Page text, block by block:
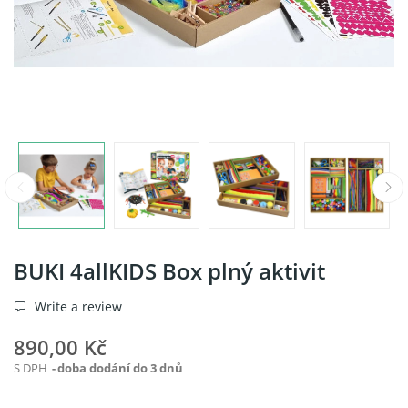
BUKI 4allKIDS Box plný aktivit
Write a review
890,00 Kč
S DPH doba dodání do 3 dnů